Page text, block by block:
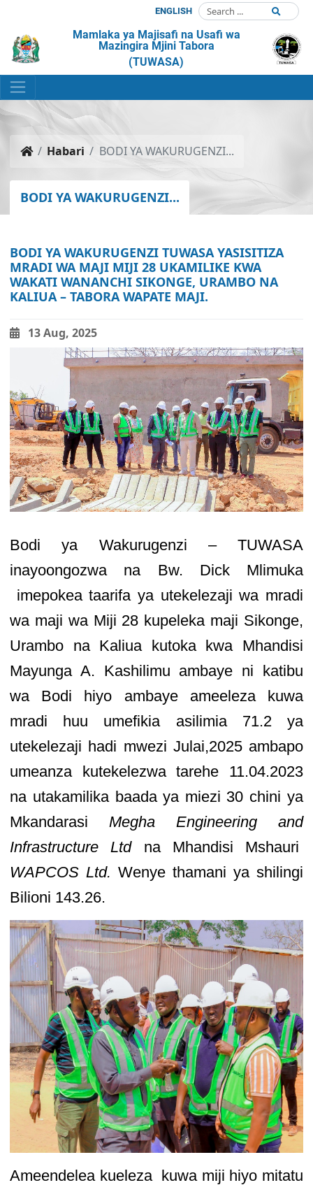
ENGLISH
Mamlaka ya Majisafi na Usafi wa
Mazingira Mjini Tabora
(TUWASA)
Habari BODI YA WAKURUGENZI...
BODI YA WAKURUGENZI...
BODI YA WAKURUGENZI TUWASA YASISITIZA
MRADI WA MAJI MIJI 28 UKAMILIKE KWA
WAKATI WANANCHI SIKONGE, URAMBO NA
KALIUA – TABORA WAPATE MAJI.
13 Aug, 2025
Bodi ya Wakurugenzi – TUWASA
inayoongozwa na Bw. Dick Mlimuka
imepokea taarifa ya utekelezaji wa mradi
wa maji wa Miji 28 kupeleka maji Sikonge,
Urambo na Kaliua kutoka kwa Mhandisi
Mayunga A. Kashilimu ambaye ni katibu
wa Bodi hiyo ambaye ameeleza kuwa
mradi huu umefikia asilimia 71.2 ya
utekelezaji hadi mwezi Julai,2025 ambapo
umeanza kutekelezwa tarehe 11.04.2023
na utakamilika baada ya miezi 30 chini ya
MkandarasiMegha Engineering and
Infrastructure Ltdna Mhandisi Mshauri
WAPCOS Ltd. Wenye thamani ya shilingi
Bilioni 143.26.
Ameendelea kueleza kuwa miji hiyo mitatu